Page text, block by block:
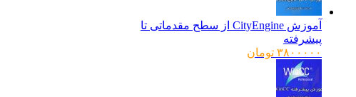
آموزش CityEngine از سطح مقدماتی تا
پیشرفته
۳۸۰۰۰۰۰ تومان